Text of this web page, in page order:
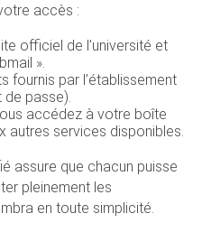
accès :
officiel de l’université et
».
fournis par l’établissement
de passe).
accédez à votre boîte
autres services disponibles.
assure que chacun puisse
pleinement les
en toute simplicité.